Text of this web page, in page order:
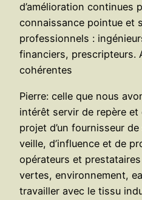
d’amélioration continues
connaissance pointue et
professionnels :
financiers, prescripteurs.
cohérentes
Pierre: celle que nous
intérêt servir de repère
projet d’un fournisseur
veille, d’influence et de
opérateurs et
vertes, environnement,
travailler avec le tissu